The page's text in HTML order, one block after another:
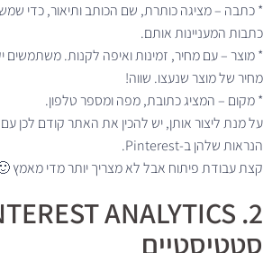
* כתבה – מציגה כותרת, שם הכותב ותיאור, כדי
כתבות המעניינות אותם.
* מוצר – עם מחיר, זמינות ואיפה לקנות. משתמשים
מחיר של מוצר שנעצו. שווה!
* מקום – המציג כתובת, מפה ומספר טלפון.
על מנת ליצור אותן, יש להכין את האתר קודם לכן
הנראות שלהן ב-Pinterest.
קצת עבודת פיתוח אבל לא מצריך יותר מדי מאמץ
סטטיסטיים